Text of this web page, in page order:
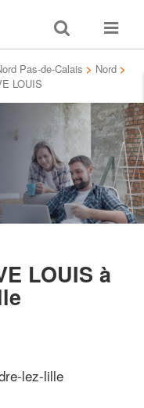
Toggle
search
Toggle
Pas-de-Calais > Nord >
LOUIS
LOUIS à
lez-lille